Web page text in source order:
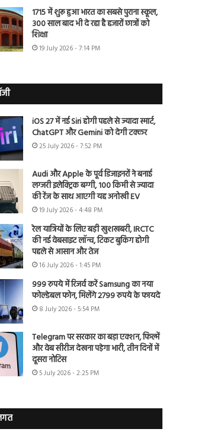
1715 में शुरू हुआ भारत का सबसे पुराना स्कूल,
300 साल बाद भी दे रहा है हजारों छात्रों को
शिक्षा
19 July 2026 - 7:14 PM
iOS 27 में नई Siri होगी पहले से ज्यादा स्मार्ट,
ChatGPT और Gemini को देगी टक्कर
25 July 2026 - 7:52 PM
Audi और Apple के पूर्व डिजाइनरों ने बनाई
लग्जरी इलेक्ट्रिक बग्गी, 100 किमी से ज्यादा
की रेंज के साथ आएगी यह अनोखी EV
19 July 2026 - 4:48 PM
रेल यात्रियों के लिए बड़ी खुशखबरी, IRCTC
की नई वेबसाइट लॉन्च, टिकट बुकिंग होगी
पहले से आसान और तेज
16 July 2026 - 1:45 PM
999 रुपये में रिजर्व करें Samsung का नया
फोल्डेबल फोन, मिलेंगे 2799 रुपये के फायदे
8 July 2026 - 5:54 PM
Telegram पर सरकार का बड़ा एक्शन, फिल्में
और वेब सीरीज देखना पड़ेगा भारी, तीन दिनों में
दूसरा नोटिस
5 July 2026 - 2:25 PM